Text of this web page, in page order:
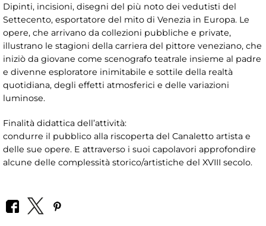
Dipinti, incisioni, disegni del più noto dei vedutisti del
Settecento, esportatore del mito di Venezia in Europa. Le
opere, che arrivano da collezioni pubbliche e private,
illustrano le stagioni della carriera del pittore veneziano, che
iniziò da giovane come scenografo teatrale insieme al padre
e divenne esploratore inimitabile e sottile della realtà
quotidiana, degli effetti atmosferici e delle variazioni
luminose.
Finalità didattica dell’attività:
condurre il pubblico alla riscoperta del Canaletto artista e
delle sue opere. E attraverso i suoi capolavori approfondire
alcune delle complessità storico/artistiche del XVIII secolo.